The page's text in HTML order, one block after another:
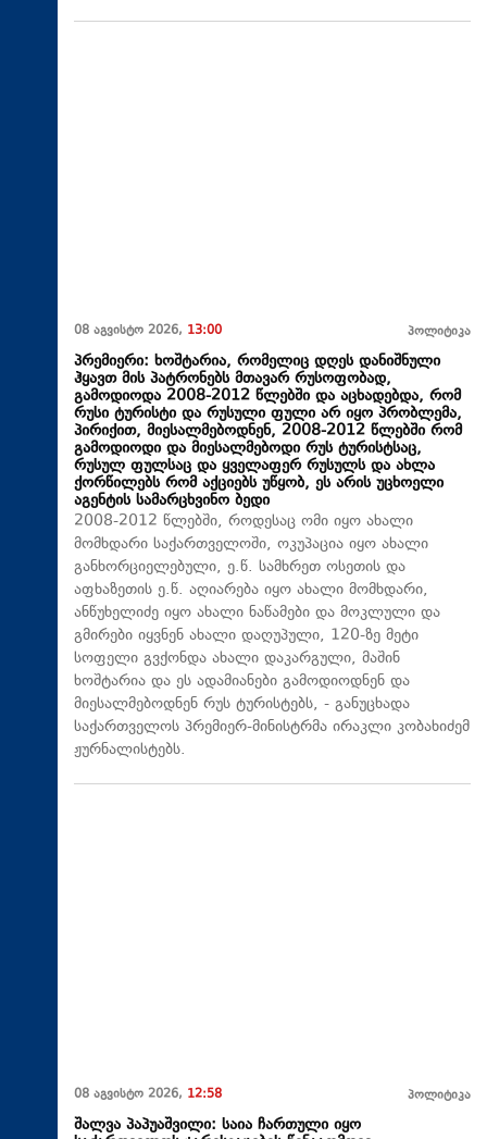
08 აგვისტო 2026, 13:00 პოლიტიკა
პრემიერი: ხოშტარია, რომელიც დღეს დანიშნული
ჰყავთ მის პატრონებს მთავარ რუსოფობად,
გამოდიოდა 2008-2012 წლებში და აცხადებდა, რომ
რუსი ტურისტი და რუსული ფული არ იყო პრობლემა,
პირიქით, მიესალმებოდნენ, 2008-2012 წლებში რომ
გამოდიოდი და მიესალმებოდი რუს ტურისტსაც,
რუსულ ფულსაც და ყველაფერ რუსულს და ახლა
ქორწილებს რომ აქციებს უწყობ, ეს არის უცხოელი
აგენტის სამარცხვინო ბედი
2008-2012 წლებში, როდესაც ომი იყო ახალი
მომხდარი საქართველოში, ოკუპაცია იყო ახალი
განხორციელებული, ე.წ. სამხრეთ ოსეთის და
აფხაზეთის ე.წ. აღიარება იყო ახალი მომხდარი,
ანწუხელიძე იყო ახალი ნაწამები და მოკლული და
გმირები იყვნენ ახალი დაღუპული, 120-ზე მეტი
სოფელი გვქონდა ახალი დაკარგული, მაშინ
ხოშტარია და ეს ადამიანები გამოდიოდნენ და
მიესალმებოდნენ რუს ტურისტებს, - განუცხადა
საქართველოს პრემიერ-მინისტრმა ირაკლი კობახიძემ
ჟურნალისტებს.
08 აგვისტო 2026, 12:58 პოლიტიკა
შალვა პაპუაშვილი: საია ჩართული იყო